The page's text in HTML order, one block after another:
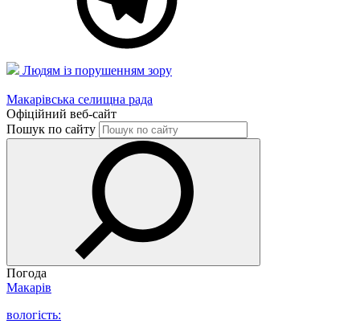
Людям із порушенням зору
Макарівська селищна рада
Офіційний веб-сайт
Пошук по сайту
Погода
Макарів
вологість: